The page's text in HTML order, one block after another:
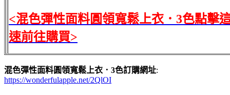
<混色彈性面料圓領寬鬆上衣．3色點擊
速前往購買>
混色彈性面料圓領寬鬆上衣．3色訂購網址:
https://wonderfulapple.net/2QlOI